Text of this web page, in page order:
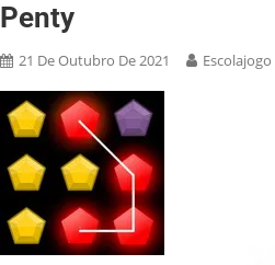
Penty
21 De Outubro De 2021 Escolajogo